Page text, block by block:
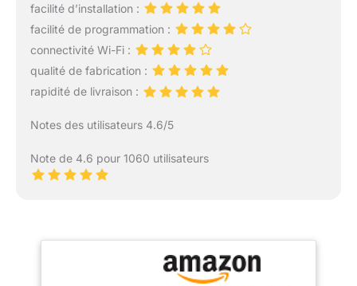
facilité d’installation :
facilité de programmation :
connectivité Wi-Fi :
qualité de fabrication :
rapidité de livraison :
Notes des utilisateurs 4.6/5
Note de 4.6 pour 1060 utilisateurs